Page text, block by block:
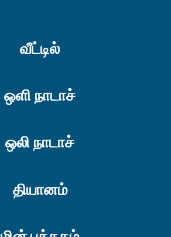
வீட்டில்
ஒளி நாடாச்
ஒலி நாடாச்
தியானம்